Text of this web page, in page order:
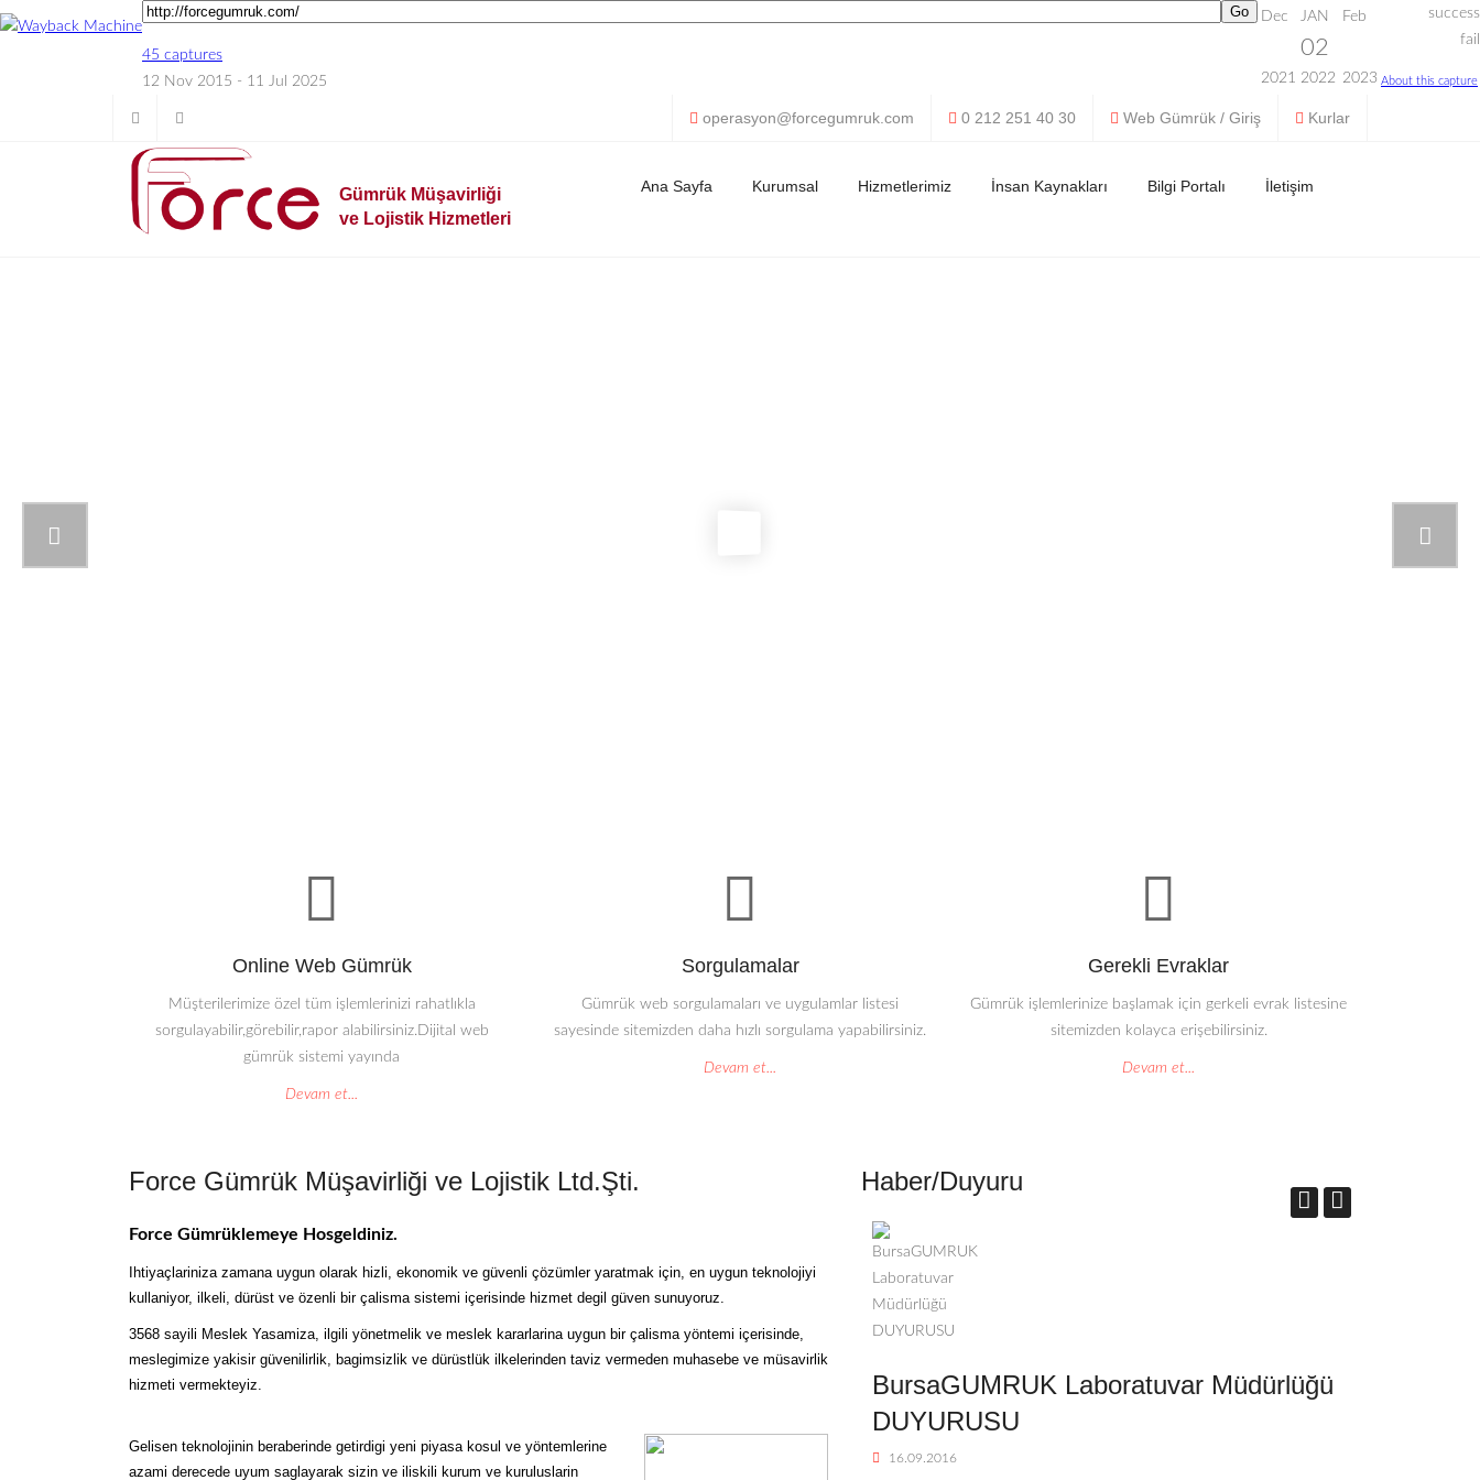
Web Gümrük / Giriş Kurlar
operasyon@forcegumruk.com 0 212 251 40 30
Gümrük Müşavirliği
ve Lojistik Hizmetleri
Ana Sayfa Kurumsal Hizmetlerimiz İnsan Kaynakları Bilgi Portalı İletişim
Online Web Gümrük
Müşterilerimize özel tüm işlemlerinizi rahatlıkla
sorgulayabilir,görebilir,rapor alabilirsiniz.Dijital web
gümrük sistemi yayında
Devam et...
Sorgulamalar
Gümrük web sorgulamaları ve uygulamlar listesi
sayesinde sitemizden daha hızlı sorgulama yapabilirsiniz.
Devam et...
Gerekli Evraklar
Gümrük işlemlerinize başlamak için gerkeli evrak listesine
sitemizden kolayca erişebilirsiniz.
Devam et...
Force Gümrük Müşavirliği ve Lojistik Ltd.Şti.
Force Gümrüklemeye Hosgeldiniz.
Ihtiyaçlariniza zamana uygun olarak hizli, ekonomik ve güvenli çözümler yaratmak için, en uygun teknolojiyi
kullaniyor, ilkeli, dürüst ve özenli bir çalisma sistemi içerisinde hizmet degil güven sunuyoruz.
3568 sayili Meslek Yasamiza, ilgili yönetmelik ve meslek kararlarina uygun bir çalisma yöntemi içerisinde,
meslegimize yakisir güvenilirlik, bagimsizlik ve dürüstlük ilkelerinden taviz vermeden muhasebe ve müsavirlik
hizmeti vermekteyiz.
Gelisen teknolojinin beraberinde getirdigi yeni piyasa kosul ve yöntemlerine
azami derecede uyum saglayarak sizin ve iliskili kurum ve kuruluslarin
Haber/Duyuru
BursaGUMRUK Laboratuvar Müdürlüğü
DUYURUSU
16.09.2016